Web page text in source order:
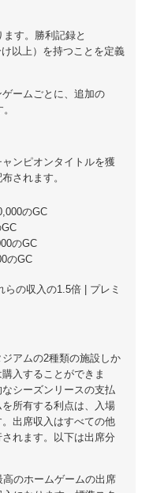
す。勝利記録と
以上）を持つことを定義
ームごとに、追加の
ンピオンタイトルを獲
されます。
のGC
のGC
のGC
の収入の1.5倍 | プレミ
アムの2種類の施設しか
入することができま
シーズンリースの支払
所有する利点は、入場
出席収入はすべての他
れます。以下は出席分
のホームゲームの出席